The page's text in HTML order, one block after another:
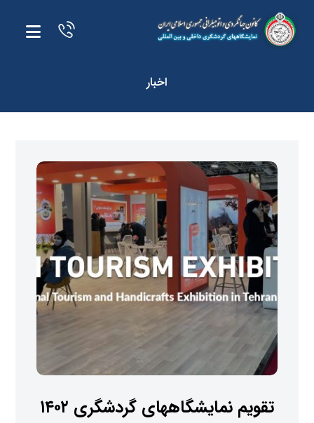
اخبار
تقویم نمایشگاههای گردشگری ۱۴۰۲